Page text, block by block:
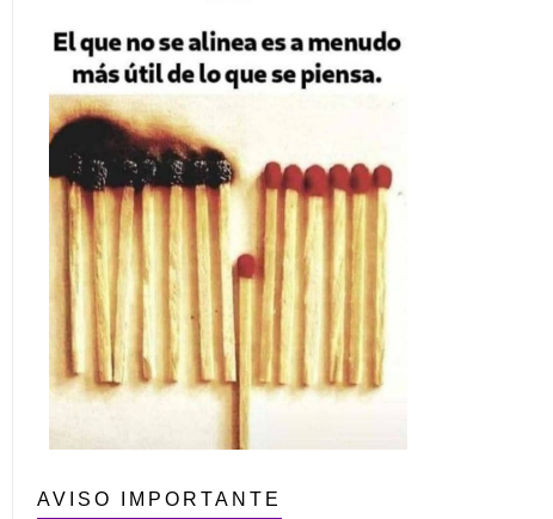
AVISO IMPORTANTE